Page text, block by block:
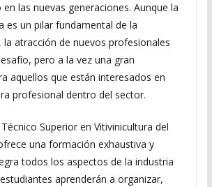
las nuevas generaciones. Aunque la
es un pilar fundamental de la
atracción de nuevos profesionales
pero a la vez una gran
aquellos que están interesados en
profesional dentro del sector.
Superior en Vitivinicultura del
una formación exhaustiva y
todos los aspectos de la industria
aprenderán a organizar,